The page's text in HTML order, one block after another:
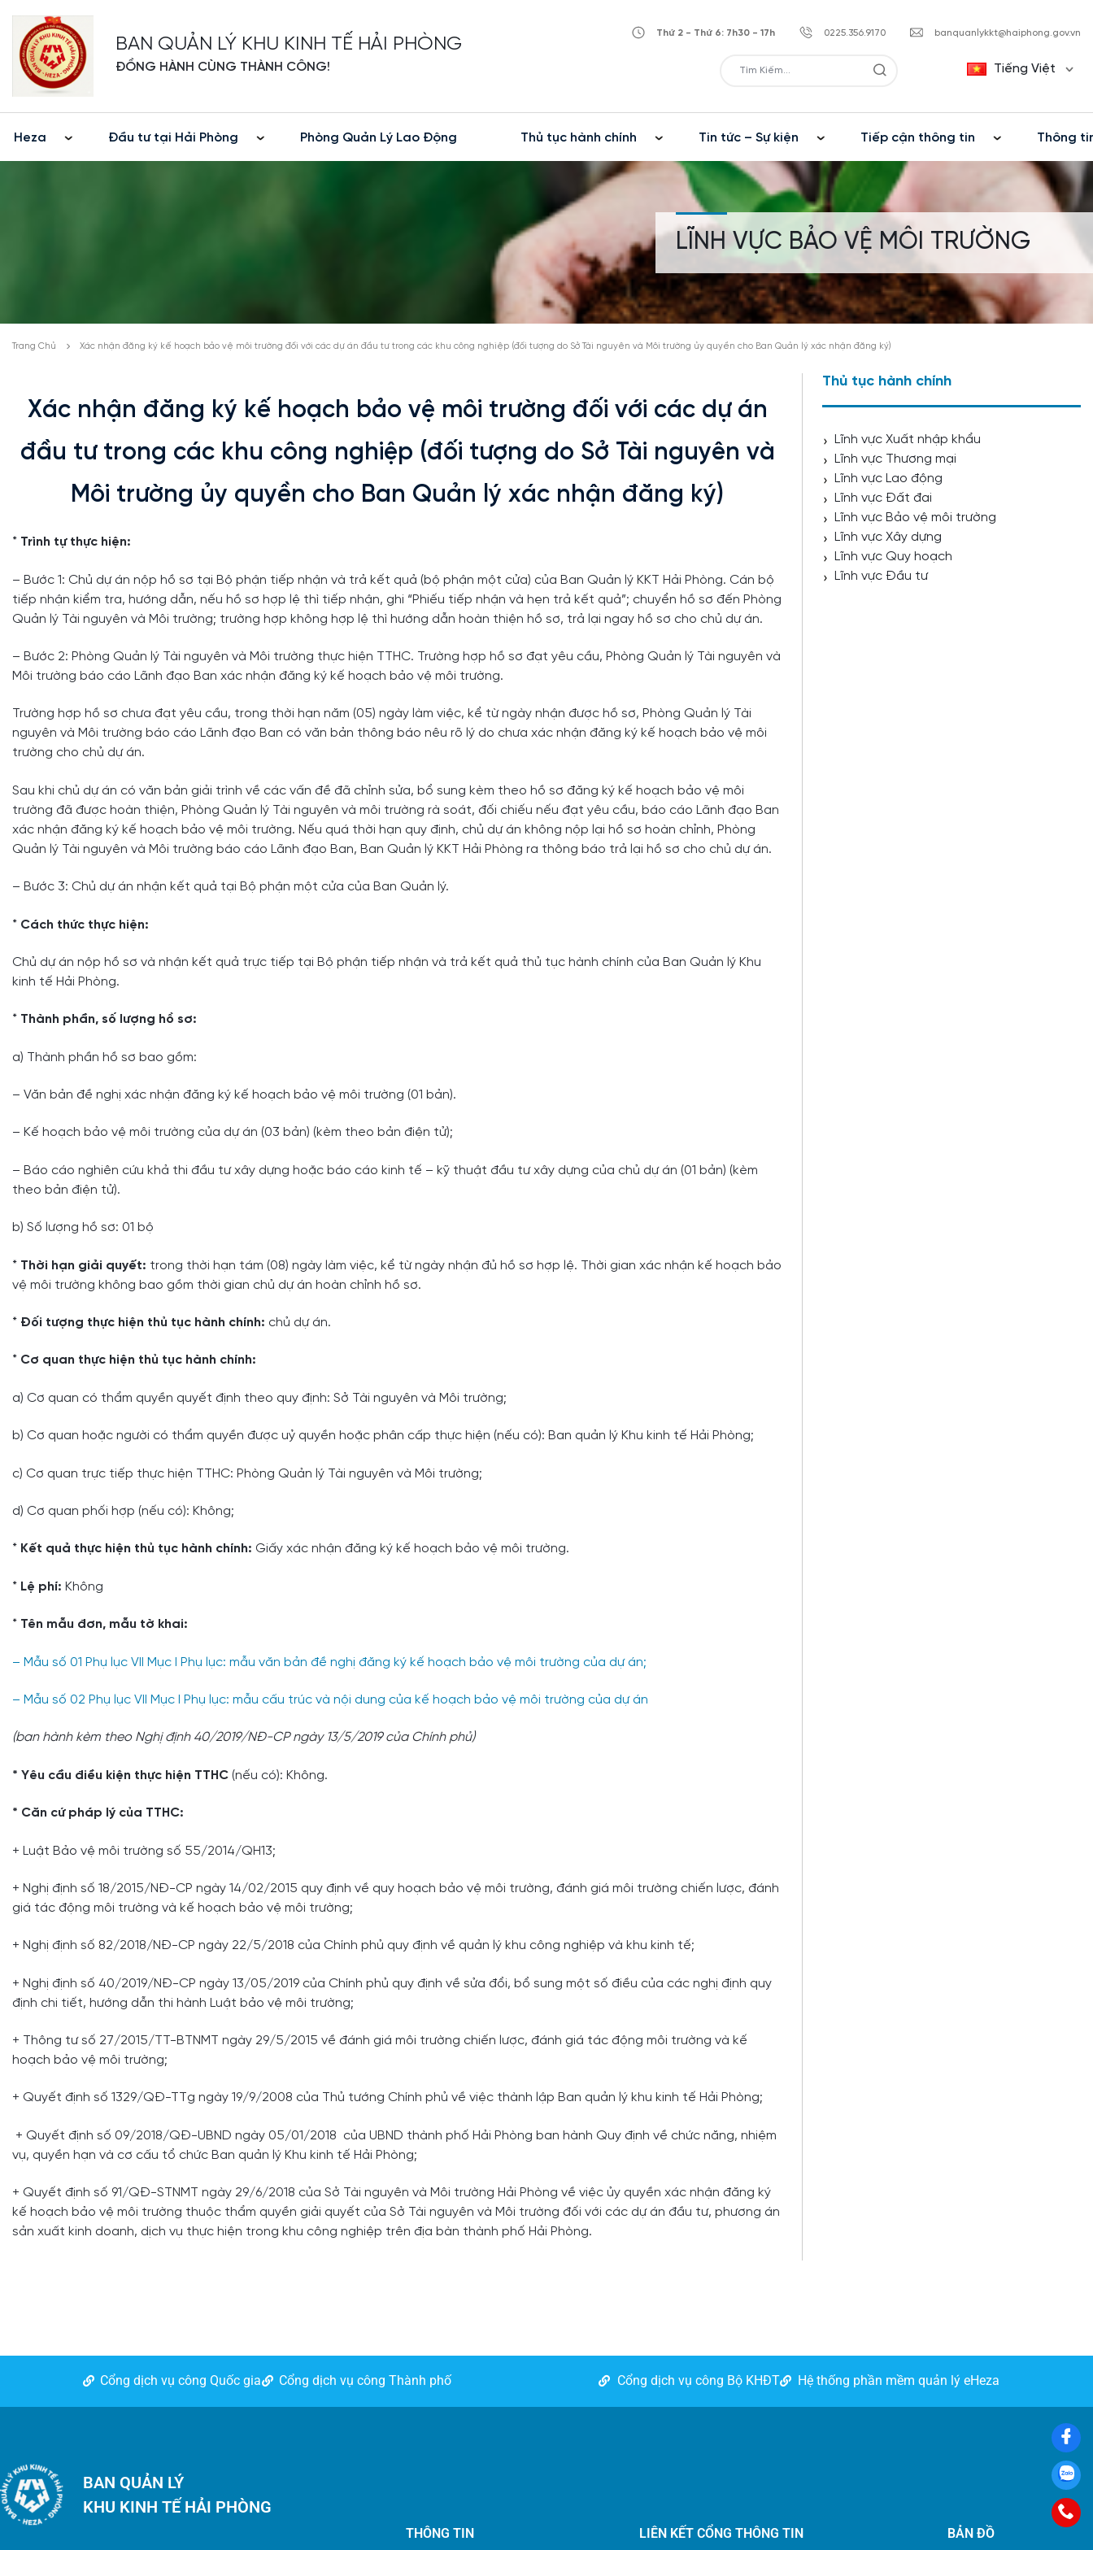
BAN QUẢN LÝ KHU KINH TẾ HẢI PHÒNG
ĐỒNG HÀNH CÙNG THÀNH CÔNG!
Thứ 2 - Thứ 6: 7h30 - 17h 0225.356.9170 banquanlykkt@haiphong.gov.vn
Tiếng Việt
Heza Đầu tư tại Hải Phòng Phòng Quản Lý Lao Động Thủ tục hành chính Tin tức – Sự kiện Tiếp cận thông tin Thông
LĨNH VỰC BẢO VỆ MÔI TRƯỜNG
Trang Chủ Xác nhận đăng ký kế hoạch bảo vệ môi trường đối với các dự án đầu tư trong các khu công nghiệp (đối tượng do Sở Tài nguyên và Môi trường ủy quyền cho Ban Quản lý xác nhận đăng ký)
Xác nhận đăng ký kế hoạch bảo vệ môi trường đối với các dự án
đầu tư trong các khu công nghiệp (đối tượng do Sở Tài nguyên và
Môi trường ủy quyền cho Ban Quản lý xác nhận đăng ký)
* Trình tự thực hiện:
– Bước 1: Chủ dự án nộp hồ sơ tại Bộ phận tiếp nhận và trả kết quả (bộ phận một cửa) của Ban Quản lý KKT Hải Phòng. Cán bộ
tiếp nhận kiểm tra, hướng dẫn, nếu hồ sơ hợp lệ thì tiếp nhận, ghi “Phiếu tiếp nhận và hẹn trả kết quả”; chuyển hồ sơ đến Phòng
Quản lý Tài nguyên và Môi trường; trường hợp không hợp lệ thì hướng dẫn hoàn thiện hồ sơ, trả lại ngay hồ sơ cho chủ dự án.
– Bước 2: Phòng Quản lý Tài nguyên và Môi trường thực hiện TTHC. Trường hợp hồ sơ đạt yêu cầu, Phòng Quản lý Tài nguyên và
Môi trường báo cáo Lãnh đạo Ban xác nhận đăng ký kế hoạch bảo vệ môi trường.
Trường hợp hồ sơ chưa đạt yêu cầu, trong thời hạn năm (05) ngày làm việc, kể từ ngày nhận được hồ sơ, Phòng Quản lý Tài
nguyên và Môi trường báo cáo Lãnh đạo Ban có văn bản thông báo nêu rõ lý do chưa xác nhận đăng ký kế hoạch bảo vệ môi
trường cho chủ dự án.
Sau khi chủ dự án có văn bản giải trình về các vấn đề đã chỉnh sửa, bổ sung kèm theo hồ sơ đăng ký kế hoạch bảo vệ môi
trường đã được hoàn thiện, Phòng Quản lý Tài nguyên và môi trường rà soát, đối chiếu nếu đạt yêu cầu, báo cáo Lãnh đạo Ban
xác nhận đăng ký kế hoạch bảo vệ môi trường. Nếu quá thời hạn quy định, chủ dự án không nộp lại hồ sơ hoàn chỉnh, Phòng
Quản lý Tài nguyên và Môi trường báo cáo Lãnh đạo Ban, Ban Quản lý KKT Hải Phòng ra thông báo trả lại hồ sơ cho chủ dự án.
– Bước 3: Chủ dự án nhận kết quả tại Bộ phận một cửa của Ban Quản lý.
* Cách thức thực hiện:
Chủ dự án nộp hồ sơ và nhận kết quả trực tiếp tại Bộ phận tiếp nhận và trả kết quả thủ tục hành chính của Ban Quản lý Khu
kinh tế Hải Phòng.
* Thành phần, số lượng hồ sơ:
a) Thành phần hồ sơ bao gồm:
– Văn bản đề nghị xác nhận đăng ký kế hoạch bảo vệ môi trường (01 bản).
– Kế hoạch bảo vệ môi trường của dự án (03 bản) (kèm theo bản điện tử);
– Báo cáo nghiên cứu khả thi đầu tư xây dựng hoặc báo cáo kinh tế – kỹ thuật đầu tư xây dựng của chủ dự án (01 bản) (kèm
theo bản điện tử).
b) Số lượng hồ sơ: 01 bộ
* Thời hạn giải quyết: trong thời hạn tám (08) ngày làm việc, kể từ ngày nhận đủ hồ sơ hợp lệ. Thời gian xác nhận kế hoạch bảo
vệ môi trường không bao gồm thời gian chủ dự án hoàn chỉnh hồ sơ.
* Đối tượng thực hiện thủ tục hành chính: chủ dự án.
* Cơ quan thực hiện thủ tục hành chính:
a) Cơ quan có thẩm quyền quyết định theo quy định: Sở Tài nguyên và Môi trường;
b) Cơ quan hoặc người có thẩm quyền được uỷ quyền hoặc phân cấp thực hiện (nếu có): Ban quản lý Khu kinh tế Hải Phòng;
c) Cơ quan trực tiếp thực hiện TTHC: Phòng Quản lý Tài nguyên và Môi trường;
d) Cơ quan phối hợp (nếu có): Không;
* Kết quả thực hiện thủ tục hành chính: Giấy xác nhận đăng ký kế hoạch bảo vệ môi trường.
* Lệ phí: Không
* Tên mẫu đơn, mẫu tờ khai:
– Mẫu số 01 Phụ lục VII Mục I Phụ lục: mẫu văn bản đề nghị đăng ký kế hoạch bảo vệ môi trường của dự án;
– Mẫu số 02 Phụ lục VII Mục I Phụ lục: mẫu cấu trúc và nội dung của kế hoạch bảo vệ môi trường của dự án
(ban hành kèm theo Nghị định 40/2019/NĐ-CP ngày 13/5/2019 của Chính phủ)
* Yêu cầu điều kiện thực hiện TTHC (nếu có): Không.
* Căn cứ pháp lý của TTHC:
+ Luật Bảo vệ môi trường số 55/2014/QH13;
+ Nghị định số 18/2015/NĐ-CP ngày 14/02/2015 quy định về quy hoạch bảo vệ môi trường, đánh giá môi trường chiến lược, đánh
giá tác động môi trường và kế hoạch bảo vệ môi trường;
+ Nghị định số 82/2018/NĐ-CP ngày 22/5/2018 của Chính phủ quy định về quản lý khu công nghiệp và khu kinh tế;
+ Nghị định số 40/2019/NĐ-CP ngày 13/05/2019 của Chính phủ quy định về sửa đổi, bổ sung một số điều của các nghị định quy
định chi tiết, hướng dẫn thi hành Luật bảo vệ môi trường;
+ Thông tư số 27/2015/TT-BTNMT ngày 29/5/2015 về đánh giá môi trường chiến lược, đánh giá tác động môi trường và kế
hoạch bảo vệ môi trường;
+ Quyết định số 1329/QĐ-TTg ngày 19/9/2008 của Thủ tướng Chính phủ về việc thành lập Ban quản lý khu kinh tế Hải Phòng;
+ Quyết định số 09/2018/QĐ-UBND ngày 05/01/2018 của UBND thành phố Hải Phòng ban hành Quy định về chức năng, nhiệm
vụ, quyền hạn và cơ cấu tổ chức Ban quản lý Khu kinh tế Hải Phòng;
+ Quyết định số 91/QĐ-STNMT ngày 29/6/2018 của Sở Tài nguyên và Môi trường Hải Phòng về việc ủy quyền xác nhận đăng ký
kế hoạch bảo vệ môi trường thuộc thẩm quyền giải quyết của Sở Tài nguyên và Môi trường đối với các dự án đầu tư, phương án
sản xuất kinh doanh, dịch vụ thực hiện trong khu công nghiệp trên địa bàn thành phố Hải Phòng.
Thủ tục hành chính
Lĩnh vực Xuất nhập khẩu
Lĩnh vực Thương mại
Lĩnh vực Lao động
Lĩnh vực Đất đai
Lĩnh vực Bảo vệ môi trường
Lĩnh vực Xây dựng
Lĩnh vực Quy hoạch
Lĩnh vực Đầu tư
Cổng dịch vụ công Quốc gia Cổng dịch vụ công Thành phố Cổng dịch vụ công Bộ KHĐT Hệ thống phần mềm quản lý eHeza
BAN QUẢN LÝ
KHU KINH TẾ HẢI PHÒNG
THÔNG TIN LIÊN KẾT CỔNG THÔNG TIN BẢN ĐỒ